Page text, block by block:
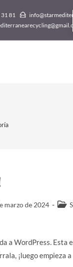
81
marzo de 2024
a WordPress. Esta
¡luego empieza